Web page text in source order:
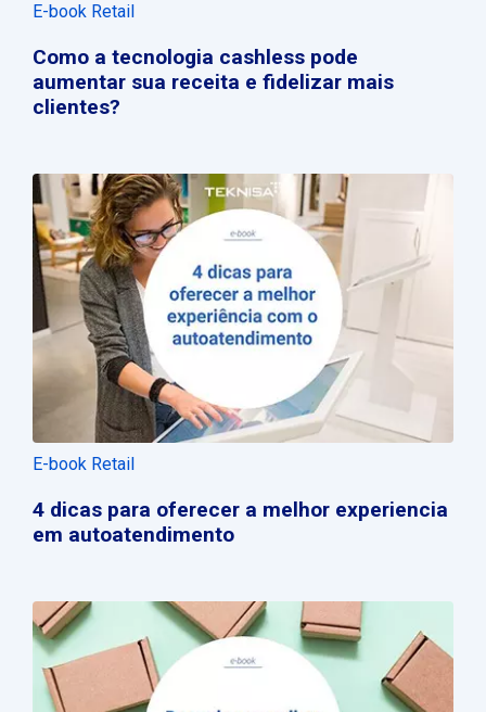
E-book Retail
Como a tecnologia cashless pode
aumentar sua receita e fidelizar mais
clientes?
E-book Retail
4 dicas para oferecer a melhor experiencia
em autoatendimento